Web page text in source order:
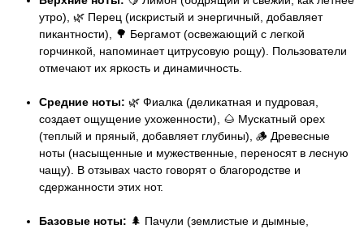
утро), 🌿 Перец (искристый и энергичный, добавляет
пикантности), 🌳 Бергамот (освежающий с легкой
горчинкой, напоминает цитрусовую рощу). Пользователи
отмечают их яркость и динамичность.
Средние ноты: 🌿 Фиалка (деликатная и пудровая,
создает ощущение ухоженности), 🌰 Мускатный орех
(теплый и пряный, добавляет глубины), 🪵 Древесные
ноты (насыщенные и мужественные, переносят в лесную
чащу). В отзывах часто говорят о благородстве и
сдержанности этих нот.
Базовые ноты: 🌲 Пачули (землистые и дымные,